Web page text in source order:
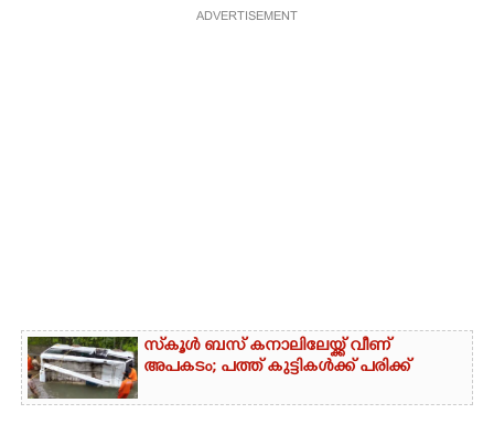
ADVERTISEMENT
സ്‌കൂൾ ബസ് കനാലിലേയ്ക്ക് വീണ്
അപകടം; പത്ത് കുട്ടികൾക്ക് പരിക്ക്